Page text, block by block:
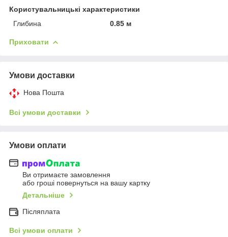
Користувальницькі характеристики
Глибина
0.85 м
Приховати
Умови доставки
Нова Пошта
Всі умови доставки
Умови оплати
Ви отримаєте замовлення
або гроші повернуться на вашу картку
Детальніше
Післяплата
Всі умови оплати